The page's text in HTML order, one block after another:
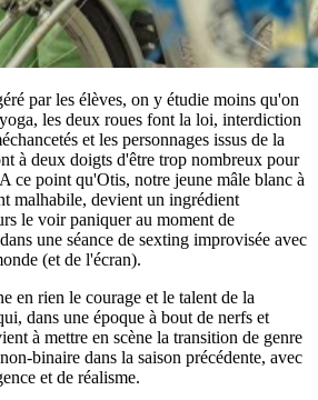
par les élèves, on y étudie moins qu'on
les deux roues font la loi, interdiction
et les personnages issus de la
à deux doigts d'être trop nombreux pour
ce point qu'Otis, notre jeune mâle blanc à
malhabile, devient un ingrédient
le voir paniquer au moment de
une séance de sexting improvisée avec
(et de l'écran).
en rien le courage et le talent de la
dans une époque à bout de nerfs et
à mettre en scène la transition de genre
binaire dans la saison précédente, avec
et de réalisme.